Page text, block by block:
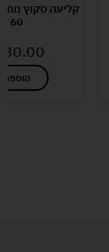
קליעה סקוץ
60 סמ
80.00
הוספה